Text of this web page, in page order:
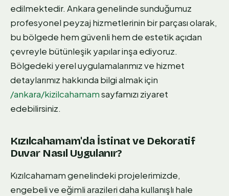
edilmektedir. Ankara genelinde sunduğumuz
profesyonel peyzaj hizmetlerinin bir parçası olarak,
bu bölgede hem güvenli hem de estetik açıdan
çevreyle bütünleşik yapılar inşa ediyoruz.
Bölgedeki yerel uygulamalarımız ve hizmet
detaylarımız hakkında bilgi almak için
/ankara/kizilcahamamsayfamızı ziyaret
edebilirsiniz.
Kızılcahamam'da İstinat ve Dekoratif
Duvar Nasıl Uygulanır?
Kızılcahamam genelindeki projelerimizde,
engebeli ve eğimli arazileri daha kullanışlı hale